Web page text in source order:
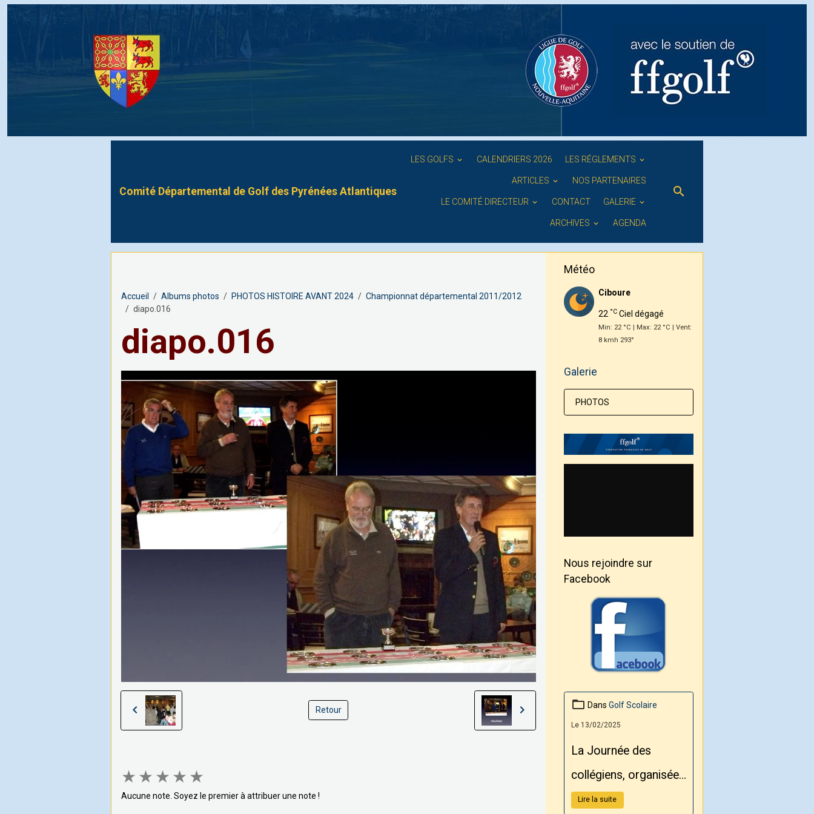
Comité Départemental de Golf des Pyrénées Atlantiques
LES GOLFS CALENDRIERS 2026 LES RÉGLEMENTS
ARTICLES NOS PARTENAIRES
LE COMITÉ DIRECTEUR CONTACT GALERIE
ARCHIVES AGENDA
Accueil Albums photos PHOTOS HISTOIRE AVANT 2024
Championnat départemental 2011/2012
diapo.016
diapo.016
Retour
★ ★ ★ ★ ★
Aucune note. Soyez le premier à attribuer une note !
Météo
Ciboure
22 °C Ciel dégagé
Min: 22 °C | Max: 22 °C | Vent:
8 kmh 293°
Galerie
PHOTOS
Nous rejoindre sur
Facebook
Dans Golf Scolaire
Le 13/02/2025
La Journée des
collégiens, organisée
par le Conseil
Lire la suite